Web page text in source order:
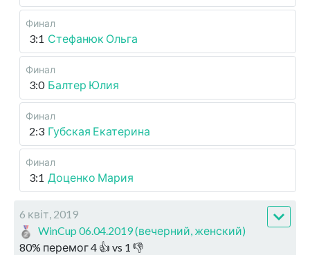
Финал
3:1 Стефанюк Ольга
Финал
3:0 Балтер Юлия
Финал
2:3 Губская Екатерина
Финал
3:1 Доценко Мария
6 квіт, 2019
WinCup 06.04.2019 (вечерний, женский)
80% перемог4 👍 vs 1 👎